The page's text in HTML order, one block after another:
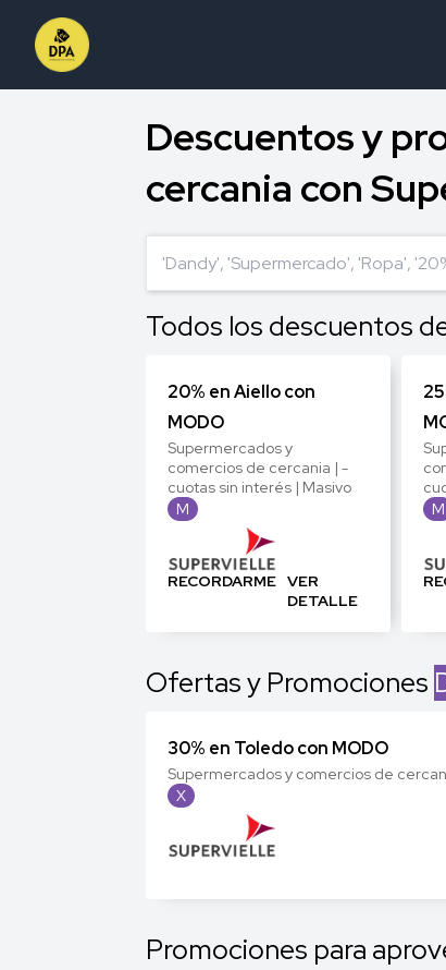
Descuentos y
cercania con
Todos los descuentos
20% en Aiello con
MODO
Supermercados y
comercios de cercania | -
cuotas sin interés | Masivo
M
RECORDARME VER
DETALLE
M
Ofertas y Promociones
30% en Toledo con MODO
Supermercados y comercios de
X
Promociones para